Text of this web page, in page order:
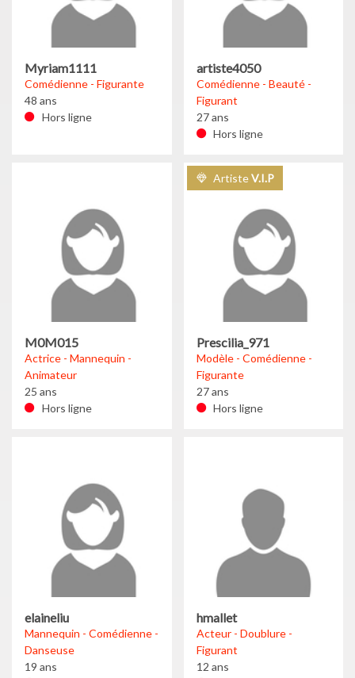
Myriam1111
Comédienne - Figurante
48 ans
Hors ligne
artiste4050
Comédienne - Beauté -
Figurant
27 ans
Hors ligne
M0M015
Actrice - Mannequin -
Animateur
25 ans
Hors ligne
ArtisteV.I.P
Prescilia_971
Modèle - Comédienne -
Figurante
27 ans
Hors ligne
elaineliu
Mannequin - Comédienne -
Danseuse
19 ans
hmallet
Acteur - Doublure -
Figurant
12 ans